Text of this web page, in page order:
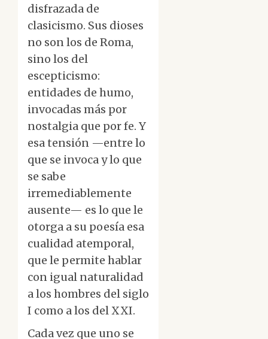
disfrazada de
clasicismo. Sus dioses
no son los de Roma,
sino los del
escepticismo:
entidades de humo,
invocadas más por
nostalgia que por fe. Y
esa tensión —entre lo
que se invoca y lo que
se sabe
irremediablemente
ausente— es lo que le
otorga a su poesía esa
cualidad atemporal,
que le permite hablar
con igual naturalidad
a los hombres del siglo
I como a los del XXI.
Cada vez que uno se